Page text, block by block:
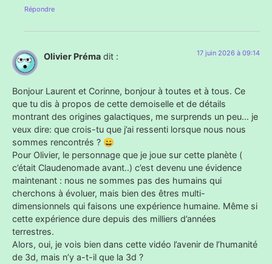
Répondre
Olivier Préma dit : 17 juin 2026 à 09:14
Bonjour Laurent et Corinne, bonjour à toutes et à tous. Ce
que tu dis à propos de cette demoiselle et de détails
montrant des origines galactiques, me surprends un peu… je
veux dire: que crois-tu que j’ai ressenti lorsque nous nous
sommes rencontrés ? 😄
Pour Olivier, le personnage que je joue sur cette planète (
c’était Claudenomade avant..) c’est devenu une évidence
maintenant : nous ne sommes pas des humains qui
cherchons à évoluer, mais bien des êtres multi-
dimensionnels qui faisons une expérience humaine. Même si
cette expérience dure depuis des milliers d’années
terrestres.
Alors, oui, je vois bien dans cette vidéo l’avenir de l’humanité
de 3d, mais n’y a-t-il que la 3d ?